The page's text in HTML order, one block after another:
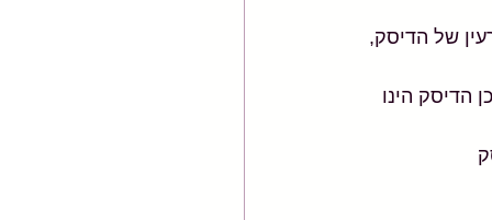
של הדיסק,
הדיסק הינו